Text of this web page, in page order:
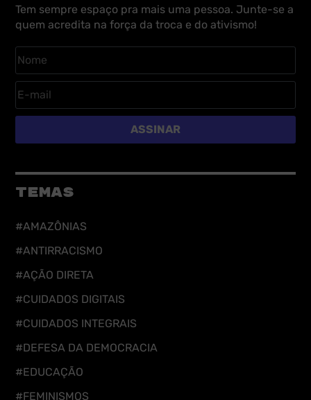
Tem sempre espaço pra mais uma pessoa. Junte-se a
quem acredita na força da troca e do ativismo!
ASSINAR
TEMAS
#AMAZÔNIAS
#ANTIRRACISMO
#AÇÃO DIRETA
#CUIDADOS DIGITAIS
#CUIDADOS INTEGRAIS
#DEFESA DA DEMOCRACIA
#EDUCAÇÃO
#FEMINISMOS